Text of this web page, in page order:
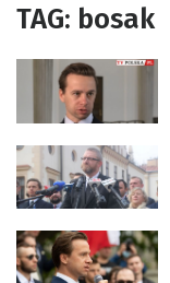
TAG: bosak